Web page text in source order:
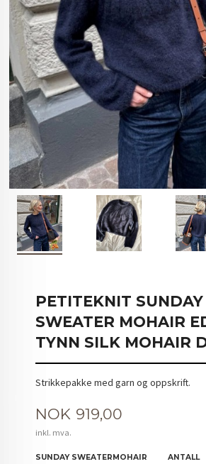
PETITEKNIT SUNDAY
SWEATER MOHAIR
TYNN SILK MOHAIR
Strikkepakke med garn og oppskrift.
Pris
NOK 919,00
inkl. mva.
SUNDAY SWEATERMOHAIR ANTALL